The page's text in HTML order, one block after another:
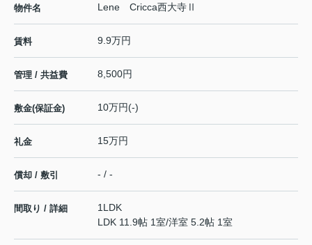
物件名 Lene Cricca西大寺Ⅱ
賃料 9.9万円
管理 / 共益費 8,500円
敷金(保証金) 10万円(-)
礼金 15万円
償却 / 敷引 - / -
間取り / 詳細
1LDK
LDK 11.9帖 1室/洋室 5.2帖 1室